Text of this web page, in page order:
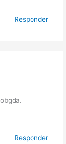
Responder
Responder